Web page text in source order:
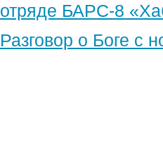
отряде БАРС-8
Разговор о Боге с